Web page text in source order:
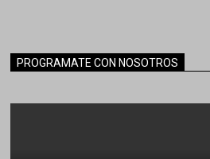
PROGRAMATE CON NOSOTROS